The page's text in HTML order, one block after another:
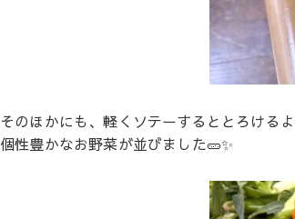
そのほかにも、軽くソテーするととろける
個性豊かなお野菜が並びました🥒✨